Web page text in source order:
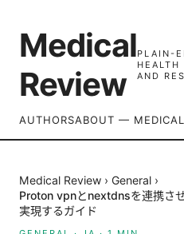
Medical
Review
PLAIN-
HEALTH
AND
AUTHORSABOUT —
Medical Review › General ›
Proton vpnとnextdnsを連携さ
実現するガイド